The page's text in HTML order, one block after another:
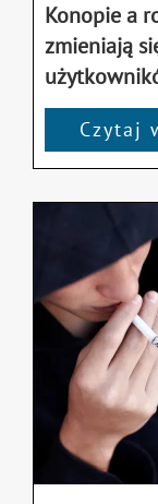
Konopie a
zmieniają
Czytaj